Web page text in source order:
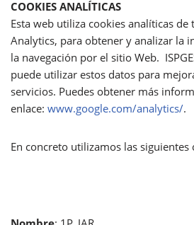
COOKIES ANALÍTICAS
Esta web utiliza cookies analíticas de
Analytics, para obtener y analizar la
la navegación por el sitio Web.
puede utilizar estos datos para
servicios. Puedes obtener más
enlace: www.google.com/analytics/.
En concreto utilizamos las siguientes